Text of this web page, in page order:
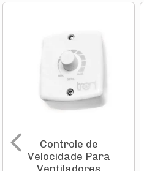
Controle de
Velocidade Para